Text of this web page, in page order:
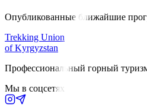
Опубликованные ближайшие
Trekking Union
of Kyrgyzstan
Профессиональный горный
Мы в соцсетях